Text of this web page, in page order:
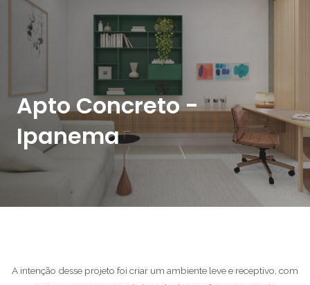
Apto Concreto -
Ipanema
A intenção desse projeto foi criar um ambiente leve e receptivo, com